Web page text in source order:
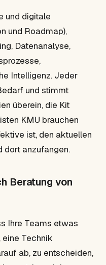
und digitale
und Roadmap),
Datenanalyse,
Intelligenz. Jeder
und stimmt
überein, die Kit
KMU brauchen
ist, den aktuellen
dort anzufangen.
Beratung von
Ihre Teams etwas
eine Technik
ab, zu entscheiden,